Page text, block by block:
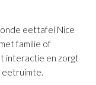
eettafel Nice
familie of
interactie en zorgt